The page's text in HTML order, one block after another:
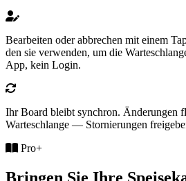
Bearbeiten oder abbrechen mit einem
den sie verwenden, um die
App, kein Login.
Ihr Board bleibt synchron. Änderungen
Warteschlange — Stornierungen
Pro+